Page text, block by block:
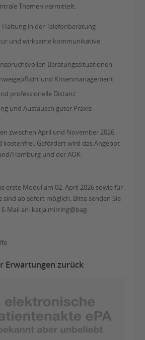
Themen vermittelt.
in der Telefonberatung
und wirksame kommunikative
Beratungssituationen
und Krisenmanagement
professionelle Distanz
und Austausch guter Praxis
zwischen April und November 2026
kostenfrei. Gefördert wird das Angebot
Hamburg und der AOK
erste Modul am 02. April 2026 sowie für
sind ab sofort möglich. Bitte senden Sie
Mail an: katja.mirring@bag-
Erwartungen zurück